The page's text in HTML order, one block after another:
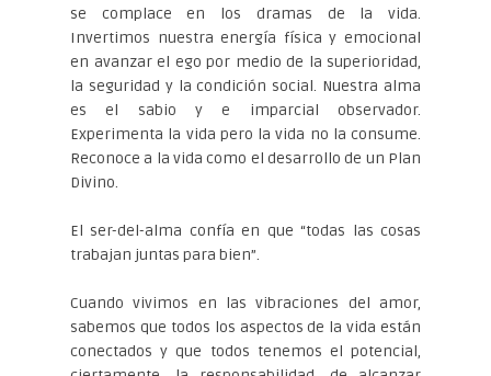
se complace en los dramas de la vida.
Invertimos nuestra energía física y emocional
en avanzar el ego por medio de la superioridad,
la seguridad y la condición social. Nuestra alma
es el sabio y e imparcial observador.
Experimenta la vida pero la vida no la consume.
Reconoce a la vida como el desarrollo de un Plan
Divino.
El ser-del-alma confía en que “todas las cosas
trabajan juntas para bien”.
Cuando vivimos en las vibraciones del amor,
sabemos que todos los aspectos de la vida están
conectados y que todos tenemos el potencial,